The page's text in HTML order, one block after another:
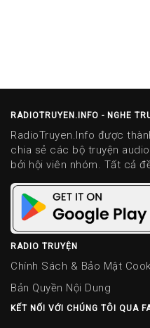
RADIOTRUYEN.INFO - NGHE
RadioTruyen.Info được
chia sẻ các bộ truyện
bởi hội viên nhóm. Tất cả
RADIO TRUYỆN
Chính Sách & Bảo Mật
Bản Quyền Nội Dung
KẾT NỐI VỚI CHÚNG TÔI QUA